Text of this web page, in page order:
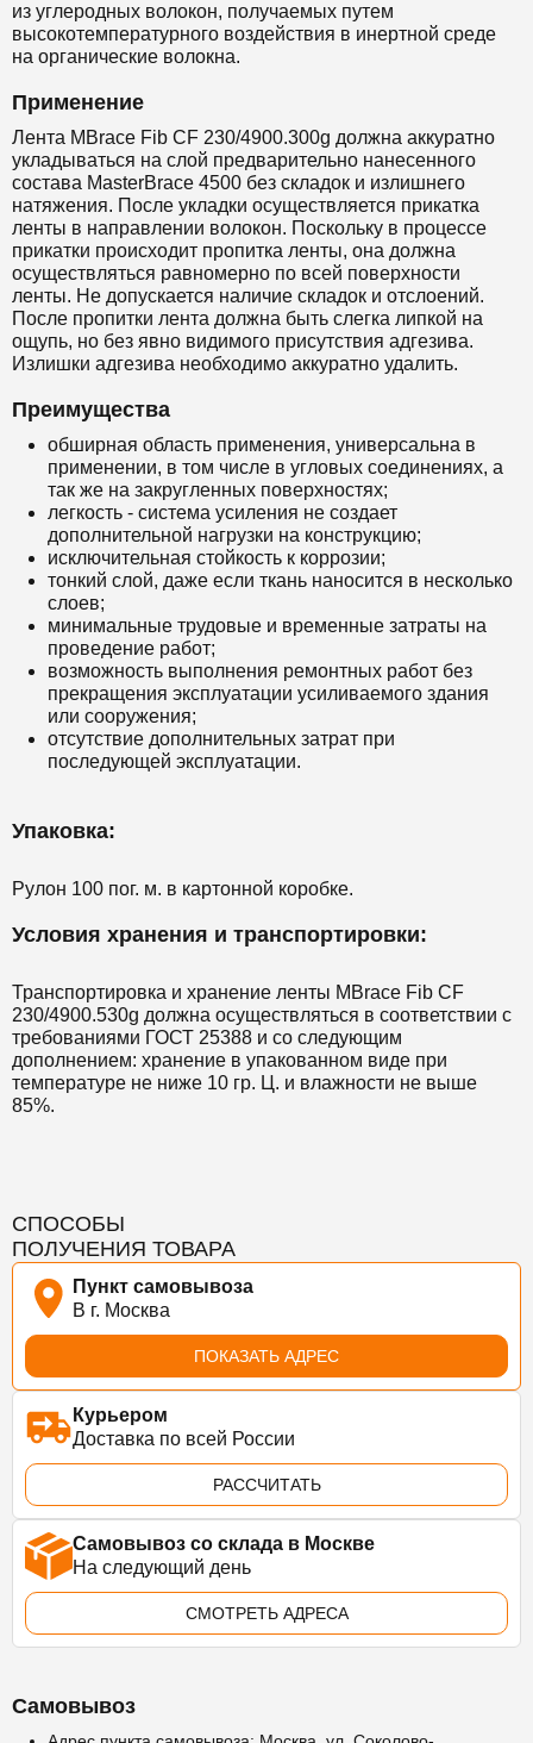
из углеродных волокон, получаемых путем
высокотемпературного воздействия в инертной среде
на органические волокна.
Применение
Лента MBrace Fib CF 230/4900.300g должна аккуратно
укладываться на слой предварительно нанесенного
состава MasterBrace 4500 без складок и излишнего
натяжения. После укладки осуществляется прикатка
ленты в направлении волокон. Поскольку в процессе
прикатки происходит пропитка ленты, она должна
осуществляться равномерно по всей поверхности
ленты. Не допускается наличие складок и отслоений.
После пропитки лента должна быть слегка липкой на
ощупь, но без явно видимого присутствия адгезива.
Излишки адгезива необходимо аккуратно удалить.
Преимущества
обширная область применения, универсальна в
применении, в том числе в угловых соединениях, а
так же на закругленных поверхностях;
легкость - система усиления не создает
дополнительной нагрузки на конструкцию;
исключительная стойкость к коррозии;
тонкий слой, даже если ткань наносится в несколько
слоев;
минимальные трудовые и временные затраты на
проведение работ;
возможность выполнения ремонтных работ без
прекращения эксплуатации усиливаемого здания
или сооружения;
отсутствие дополнительных затрат при
последующей эксплуатации.
Упаковка:
Рулон 100 пог. м. в картонной коробке.
Условия хранения и транспортировки:
Транспортировка и хранение ленты MBrace Fib CF
230/4900.530g должна осуществляться в соответствии с
требованиями ГОСТ 25388 и со следующим
дополнением: хранение в упакованном виде при
температуре не ниже 10 гр. Ц. и влажности не выше
85%.
СПОСОБЫ
ПОЛУЧЕНИЯ ТОВАРА
Пункт самовывоза
В г. Москва
ПОКАЗАТЬ АДРЕС
Курьером
Доставка по всей России
РАССЧИТАТЬ
Самовывоз со склада в Москве
На следующий день
СМОТРЕТЬ АДРЕСА
Самовывоз